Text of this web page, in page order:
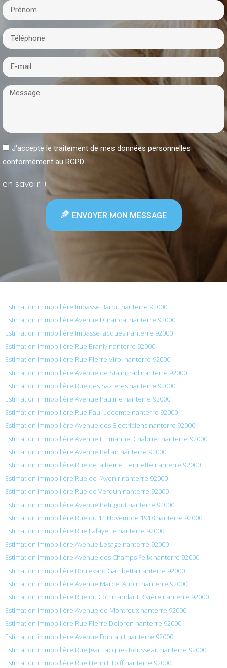
J'accepte le traitement de mes données personnelles
conformément au RGPD
en savoir +
ENVOYER MON MESSAGE
Estimation immobilière Impasse Barbu nanterre 92000
Estimation immobilière Avenue Durandal nanterre 92000
Estimation immobilière Impasse Jacques nanterre 92000
Estimation immobilière Rue Branly nanterre 92000
Estimation immobilière Rue Pierre Virol nanterre 92000
Estimation immobilière Avenue de Stalingrad nanterre 92000
Estimation immobilière Rue des Sazieres nanterre 92000
Estimation immobilière Avenue Pauline nanterre 92000
Estimation immobilière Rue Paul Lecomte nanterre 92000
Estimation immobilière Avenue des Electriciens nanterre 92000
Estimation immobilière Avenue Emmanuel Chabrier nanterre 92000
Estimation immobilière Avenue Bellair nanterre 92000
Estimation immobilière Rue de la Reine Henriette nanterre 92000
Estimation immobilière Rue de l’Avenir nanterre 92000
Estimation immobilière Rue de Verdun nanterre 92000
Estimation immobilière Avenue Petitgout nanterre 92000
Estimation immobilière Rue du 11 Novembre 1918 nanterre 92000
Estimation immobilière Rue Lafayette nanterre 92000
Estimation immobilière Avenue Lesage nanterre 92000
Estimation immobilière Avenue des Champs Felix nanterre 92000
Estimation immobilière Boulevard Gambetta nanterre 92000
Estimation immobilière Avenue Marcel Aubin nanterre 92000
Estimation immobilière Rue du Commandant Rivière nanterre 92000
Estimation immobilière Avenue de Montreux nanterre 92000
Estimation immobilière Rue Pierre Deloron nanterre 92000
Estimation immobilière Avenue Foucault nanterre 92000
Estimation immobilière Rue Jean Jacques Rousseau nanterre 92000
Estimation immobilière Rue Henri Litolff nanterre 92000